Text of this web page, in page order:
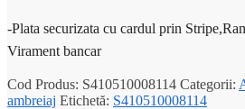
-Plata securizata cu cardul prin
Virament bancar
Cod Produs: S410510008114 Categorii:
ambreiaj Etichetă: S410510008114